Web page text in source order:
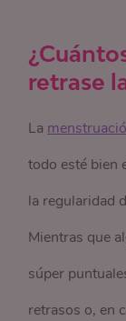
retrase
La
todo esté bien
la regularidad
Mientras que
súper
retrasos o, en